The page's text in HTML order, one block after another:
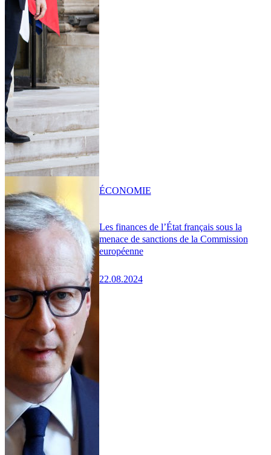
Les finances de l’État français sous la
menace de sanctions de la Commission
européenne
22.08.2024
ÉCONOMIE